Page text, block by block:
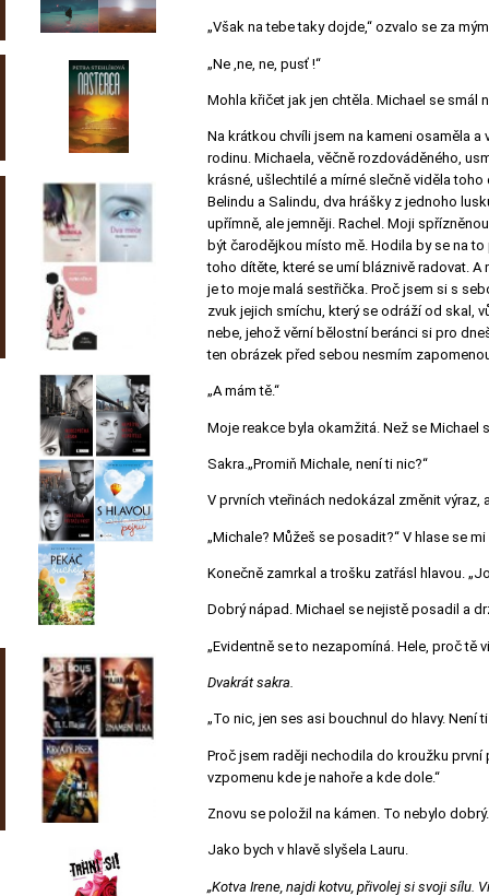
„Však na tebe taky dojde,“ ozvalo se za
„Ne ,ne, ne, pusť !“
Mohla křičet jak jen chtěla. Michael se smál
Na krátkou chvíli jsem na kameni osaměla
rodinu. Michaela, věčně rozdováděného,
krásné, ušlechtilé a mírné slečně viděla
Belindu a Salindu, dva hrášky z jednoho
upřímně, ale jemněji. Rachel. Moji
být čarodějkou místo mě. Hodila by se na
toho dítěte, které se umí bláznivě radovat.
je to moje malá sestřička. Proč jsem si s
zvuk jejich smíchu, který se odráží od skal,
nebe, jehož věrní bělostní beránci si pro
ten obrázek před sebou nesmím
„A mám tě.“
Moje reakce byla okamžitá. Než se Michael
Sakra.„Promiň Michale, není ti nic?“
V prvních vteřinách nedokázal změnit
„Michale? Můžeš se posadit?“ V hlase se
Konečně zamrkal a trošku zatřásl hlavou.
Dobrý nápad. Michael se nejistě posadil a
„Evidentně se to nezapomíná. Hele, proč tě
Dvakrát sakra.
„To nic, jen ses asi bouchnul do hlavy. Není
Proč jsem raději nechodila do kroužku první
vzpomenu kde je nahoře a kde dole.“
Znovu se položil na kámen. To nebylo
Jako bych v hlavě slyšela Lauru.
„Kotva Irene, najdi kotvu, přivolej si svoji sílu.